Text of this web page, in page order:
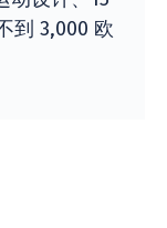
到 3,000 欧